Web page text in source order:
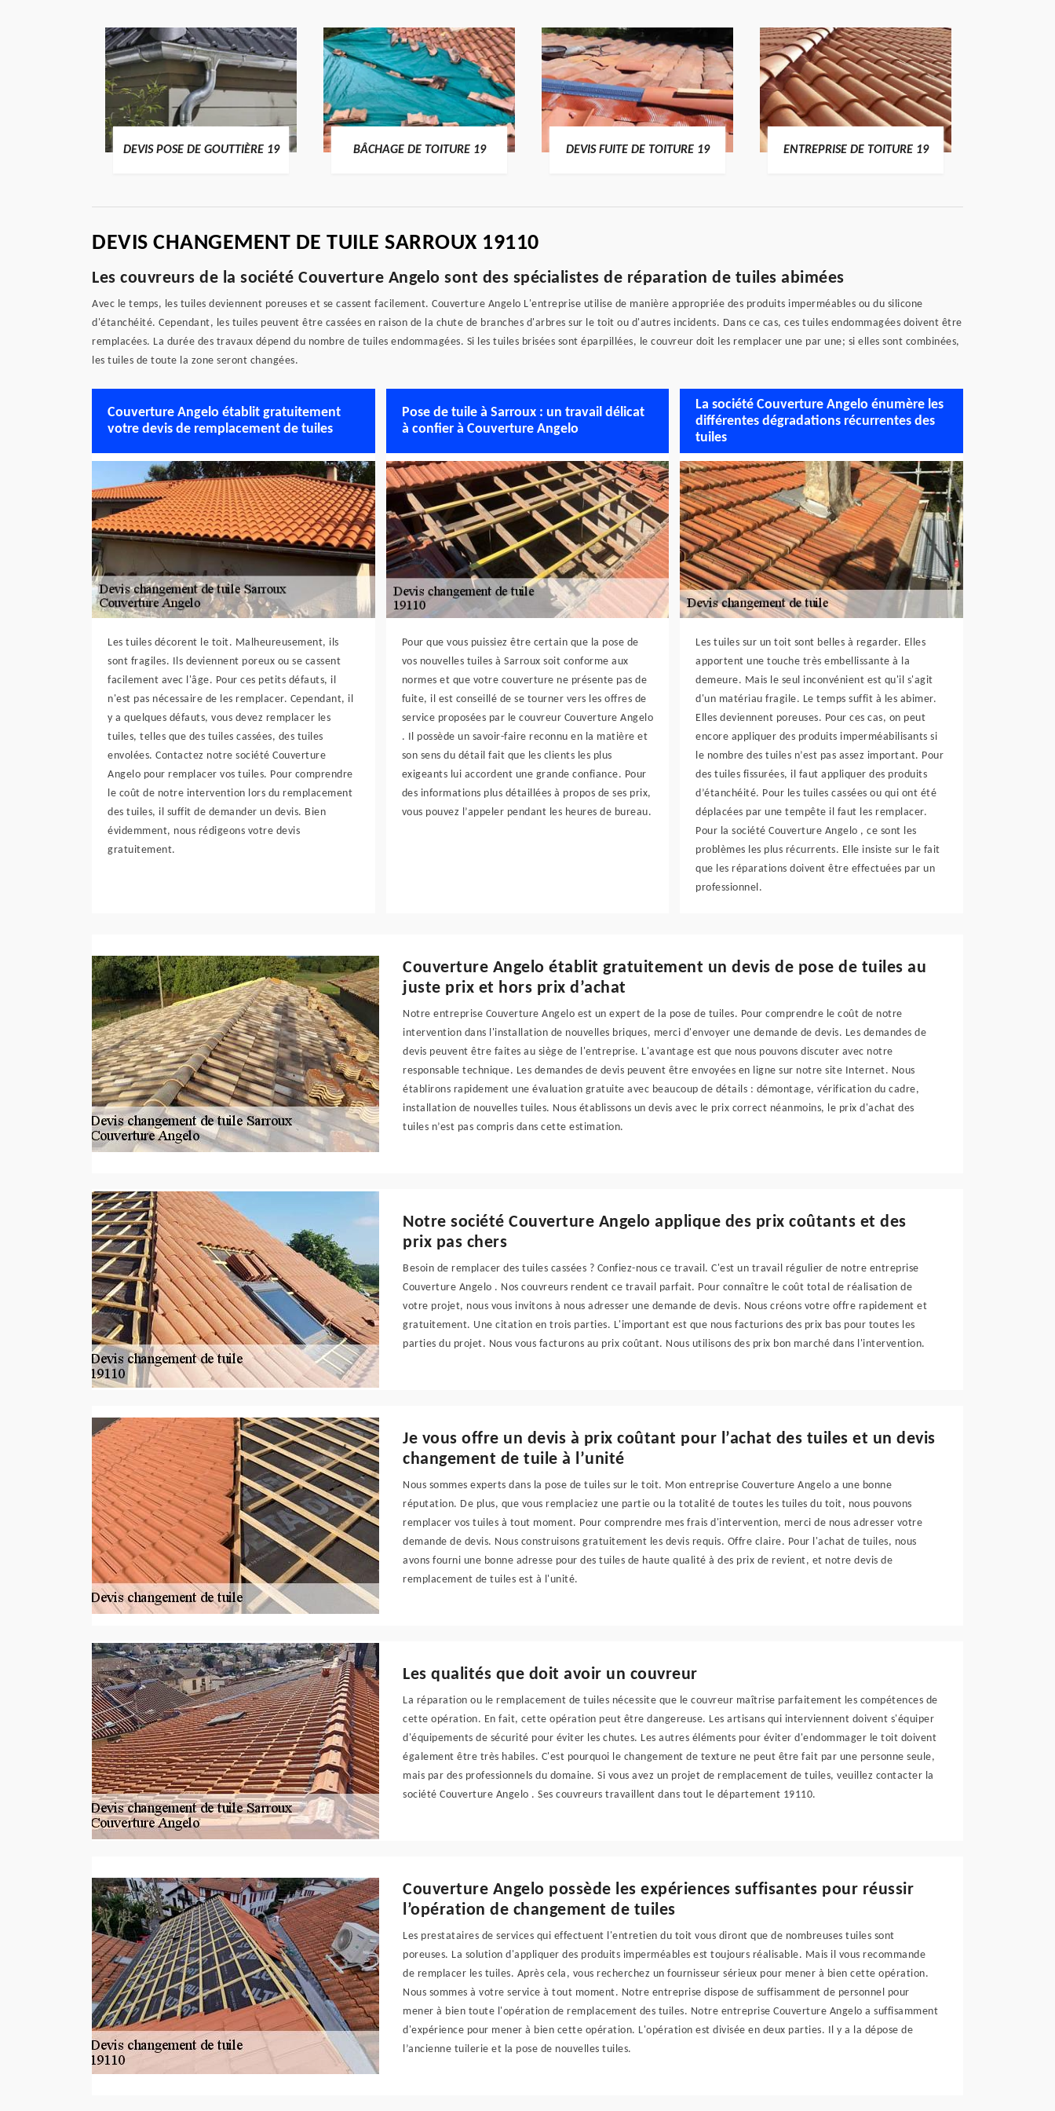
BÂCHAGE DE TOITURE 19 DEVIS FUITE DE TOITURE 19 ENTREPRISE DE TOITURE 19 DEVIS TOITURE 19
DEVIS CHANGEMENT DE TUILE SARROUX 19110
Les couvreurs de la société Couverture Angelo sont des spécialistes de réparation de tuiles abimées
Avec le temps, les tuiles deviennent poreuses et se cassent facilement. Couverture Angelo L'entreprise utilise de manière appropriée des produits imperméables ou du silicone
d'étanchéité. Cependant, les tuiles peuvent être cassées en raison de la chute de branches d'arbres sur le toit ou d'autres incidents. Dans ce cas, ces tuiles endommagées doivent être
remplacées. La durée des travaux dépend du nombre de tuiles endommagées. Si les tuiles brisées sont éparpillées, le couvreur doit les remplacer une par une; si elles sont combinées,
les tuiles de toute la zone seront changées.
Couverture Angelo établit gratuitement
votre devis de remplacement de tuiles
Les tuiles décorent le toit. Malheureusement, ils
sont fragiles. Ils deviennent poreux ou se cassent
facilement avec l'âge. Pour ces petits défauts, il
n'est pas nécessaire de les remplacer. Cependant, il
y a quelques défauts, vous devez remplacer les
tuiles, telles que des tuiles cassées, des tuiles
envolées. Contactez notre société Couverture
Angelo pour remplacer vos tuiles. Pour comprendre
le coût de notre intervention lors du remplacement
des tuiles, il suffit de demander un devis. Bien
évidemment, nous rédigeons votre devis
gratuitement.
Pose de tuile à Sarroux : un travail délicat
à confier à Couverture Angelo
Pour que vous puissiez être certain que la pose de
vos nouvelles tuiles à Sarroux soit conforme aux
normes et que votre couverture ne présente pas de
fuite, il est conseillé de se tourner vers les offres de
service proposées par le couvreur Couverture Angelo
. Il possède un savoir-faire reconnu en la matière et
son sens du détail fait que les clients les plus
exigeants lui accordent une grande confiance. Pour
des informations plus détaillées à propos de ses prix,
vous pouvez l’appeler pendant les heures de bureau.
La société Couverture Angelo énumère les
différentes dégradations récurrentes des
tuiles
Les tuiles sur un toit sont belles à regarder. Elles
apportent une touche très embellissante à la
demeure. Mais le seul inconvénient est qu'il s'agit
d'un matériau fragile. Le temps suffit à les abimer.
Elles deviennent poreuses. Pour ces cas, on peut
encore appliquer des produits imperméabilisants si
le nombre des tuiles n’est pas assez important. Pour
des tuiles fissurées, il faut appliquer des produits
d’étanchéité. Pour les tuiles cassées ou qui ont été
déplacées par une tempête il faut les remplacer.
Pour la société Couverture Angelo , ce sont les
problèmes les plus récurrents. Elle insiste sur le fait
que les réparations doivent être effectuées par un
professionnel.
Couverture Angelo établit gratuitement un devis de pose de tuiles au
juste prix et hors prix d’achat
Notre entreprise Couverture Angelo est un expert de la pose de tuiles. Pour comprendre le coût de notre
intervention dans l'installation de nouvelles briques, merci d'envoyer une demande de devis. Les demandes de
devis peuvent être faites au siège de l'entreprise. L'avantage est que nous pouvons discuter avec notre
responsable technique. Les demandes de devis peuvent être envoyées en ligne sur notre site Internet. Nous
établirons rapidement une évaluation gratuite avec beaucoup de détails : démontage, vérification du cadre,
installation de nouvelles tuiles. Nous établissons un devis avec le prix correct néanmoins, le prix d'achat des
tuiles n’est pas compris dans cette estimation.
Notre société Couverture Angelo applique des prix coûtants et des
prix pas chers
Besoin de remplacer des tuiles cassées ? Confiez-nous ce travail. C'est un travail régulier de notre entreprise
Couverture Angelo . Nos couvreurs rendent ce travail parfait. Pour connaître le coût total de réalisation de
votre projet, nous vous invitons à nous adresser une demande de devis. Nous créons votre offre rapidement et
gratuitement. Une citation en trois parties. L'important est que nous facturions des prix bas pour toutes les
parties du projet. Nous vous facturons au prix coûtant. Nous utilisons des prix bon marché dans l'intervention.
Je vous offre un devis à prix coûtant pour l’achat des tuiles et un devis
changement de tuile à l’unité
Nous sommes experts dans la pose de tuiles sur le toit. Mon entreprise Couverture Angelo a une bonne
réputation. De plus, que vous remplaciez une partie ou la totalité de toutes les tuiles du toit, nous pouvons
remplacer vos tuiles à tout moment. Pour comprendre mes frais d'intervention, merci de nous adresser votre
demande de devis. Nous construisons gratuitement les devis requis. Offre claire. Pour l'achat de tuiles, nous
avons fourni une bonne adresse pour des tuiles de haute qualité à des prix de revient, et notre devis de
remplacement de tuiles est à l'unité.
Les qualités que doit avoir un couvreur
La réparation ou le remplacement de tuiles nécessite que le couvreur maîtrise parfaitement les compétences de
cette opération. En fait, cette opération peut être dangereuse. Les artisans qui interviennent doivent s'équiper
d'équipements de sécurité pour éviter les chutes. Les autres éléments pour éviter d'endommager le toit doivent
également être très habiles. C'est pourquoi le changement de texture ne peut être fait par une personne seule,
mais par des professionnels du domaine. Si vous avez un projet de remplacement de tuiles, veuillez contacter la
société Couverture Angelo . Ses couvreurs travaillent dans tout le département 19110.
Couverture Angelo possède les expériences suffisantes pour réussir
l’opération de changement de tuiles
Les prestataires de services qui effectuent l'entretien du toit vous diront que de nombreuses tuiles sont
poreuses. La solution d'appliquer des produits imperméables est toujours réalisable. Mais il vous recommande
de remplacer les tuiles. Après cela, vous recherchez un fournisseur sérieux pour mener à bien cette opération.
Nous sommes à votre service à tout moment. Notre entreprise dispose de suffisamment de personnel pour
mener à bien toute l'opération de remplacement des tuiles. Notre entreprise Couverture Angelo a suffisamment
d'expérience pour mener à bien cette opération. L'opération est divisée en deux parties. Il y a la dépose de
l’ancienne tuilerie et la pose de nouvelles tuiles.